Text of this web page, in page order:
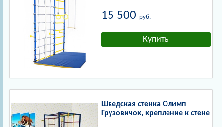
15 500 руб.
Шведская стенка Олимп
Грузовичок, крепление к стене